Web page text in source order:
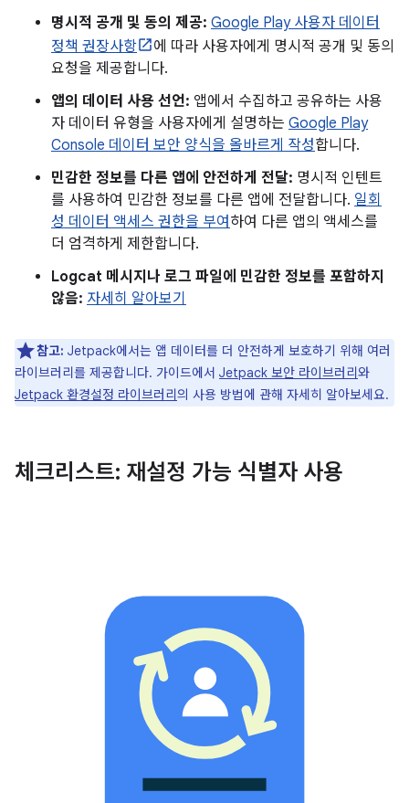
명시적 공개 및 동의 제공: Google Play 사용자 데이터
정책 권장사항
에 따라 사용자에게 명시적 공개 및 동의
요청을 제공합니다.
앱의 데이터 사용 선언: 앱에서 수집하고 공유하는 사용
자 데이터 유형을 사용자에게 설명하는 Google Play
Console 데이터 보안 양식을 올바르게 작성합니다.
민감한 정보를 다른 앱에 안전하게 전달: 명시적 인텐트
를 사용하여 민감한 정보를 다른 앱에 전달합니다. 일회
성 데이터 액세스 권한을 부여 하여 다른 앱의 액세스를
더 엄격하게 제한합니다.
Logcat 메시지나 로그 파일에 민감한 정보를 포함하지
않음: 자세히 알아보기
참고: Jetpack에서는 앱 데이터를 더 안전하게 보호하기 위해 여러
라이브러리를 제공합니다. 가이드에서 Jetpack 보안 라이브러리와
Jetpack 환경설정 라이브러리의 사용 방법에 관해 자세히 알아보세요.
체크리스트: 재설정 가능 식별자 사용